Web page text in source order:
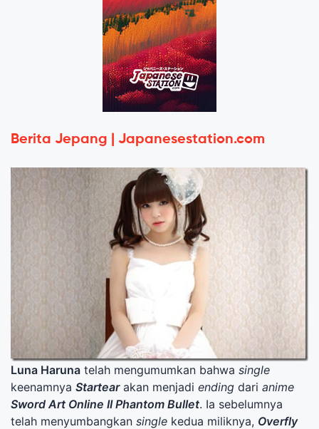
Berita Jepang | Japanesestation.com
Luna Haruna telah mengumumkan bahwa single
keenamnya Startearakan menjadi ending dari anime
Sword Art Online II Phantom Bullet. Ia sebelumnya
telah menyumbangkan single kedua miliknya, Overfly